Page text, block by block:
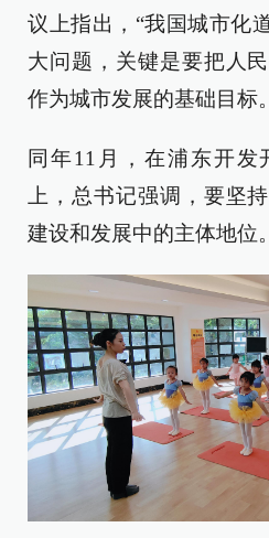
议上指出，“我国城市化
大问题，关键是要把人
作为城市发展的基础目标
同年11月，在浦东开发
上，总书记强调，要坚
建设和发展中的主体地位。